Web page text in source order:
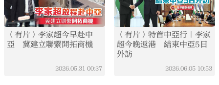
（有片）李家超今早赴中
亞 冀建立聯繫開拓商機
2026.05.31 00:37
（有片）特首中亞行｜李家
超今晚返港 結束中亞5日
外訪
2026.06.05 10:53